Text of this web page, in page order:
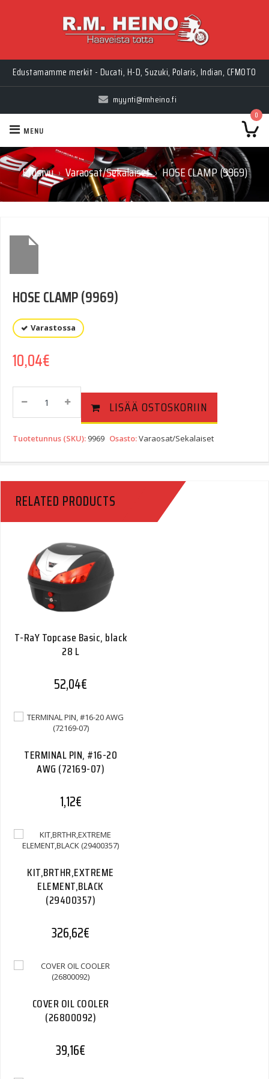
Edustamamme merkit - Ducati, H-D, Suzuki, Polaris, Indian, CFMOTO
myynti@rmheino.fi
0
MENU
Etusivu › Varaosat/Sekalaiset › HOSE CLAMP (9969)
HOSE CLAMP (9969)
Varastossa
10,04€
Quantity
LISÄÄ OSTOSKORIIN
Tuotetunnus (SKU): 9969 Osasto:Varaosat/Sekalaiset
RELATED PRODUCTS
T-RaY Topcase Basic, black
28 L
52,04€
TERMINAL PIN, #16-20
AWG (72169-07)
1,12€
KIT,BRTHR,EXTREME
ELEMENT,BLACK
(29400357)
326,62€
COVER OIL COOLER
(26800092)
39,16€